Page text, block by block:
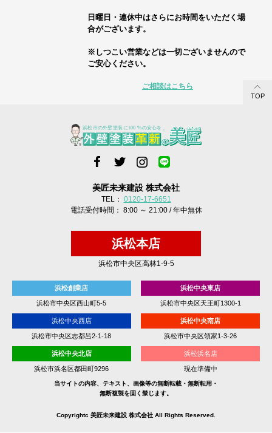
日曜日・連休中はさらにお時間をいただく場
合がございます。
※しつこい営業などは一切ございませんので
ご安心ください。
ご相談はこちら
TOP
美匠未来建設 株式会社
TEL： 0120-17-6651
電話受付時間： 8:00 ～ 21:00 / 年中無休
浜松本店
浜松市中央区高林1-9-5
浜松創業店
浜松市中央区西山町5-5
浜松中央東店
浜松市中央区天王町1300-1
浜松中央西店
浜松市中央区志都呂2-1-18
浜松中央南店
浜松市中央区領家1-3-26
浜松中央北店
浜松市浜名区都田町9296
浜松浜名店
現在準備中
当サイトの内容、テキスト、画像等の無断転載・無断転用・
無断複製を固く禁じます。
Copyrightc 美匠未来建設 株式会社 All Rights Reserved.